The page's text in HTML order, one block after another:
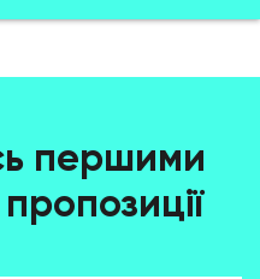
першими